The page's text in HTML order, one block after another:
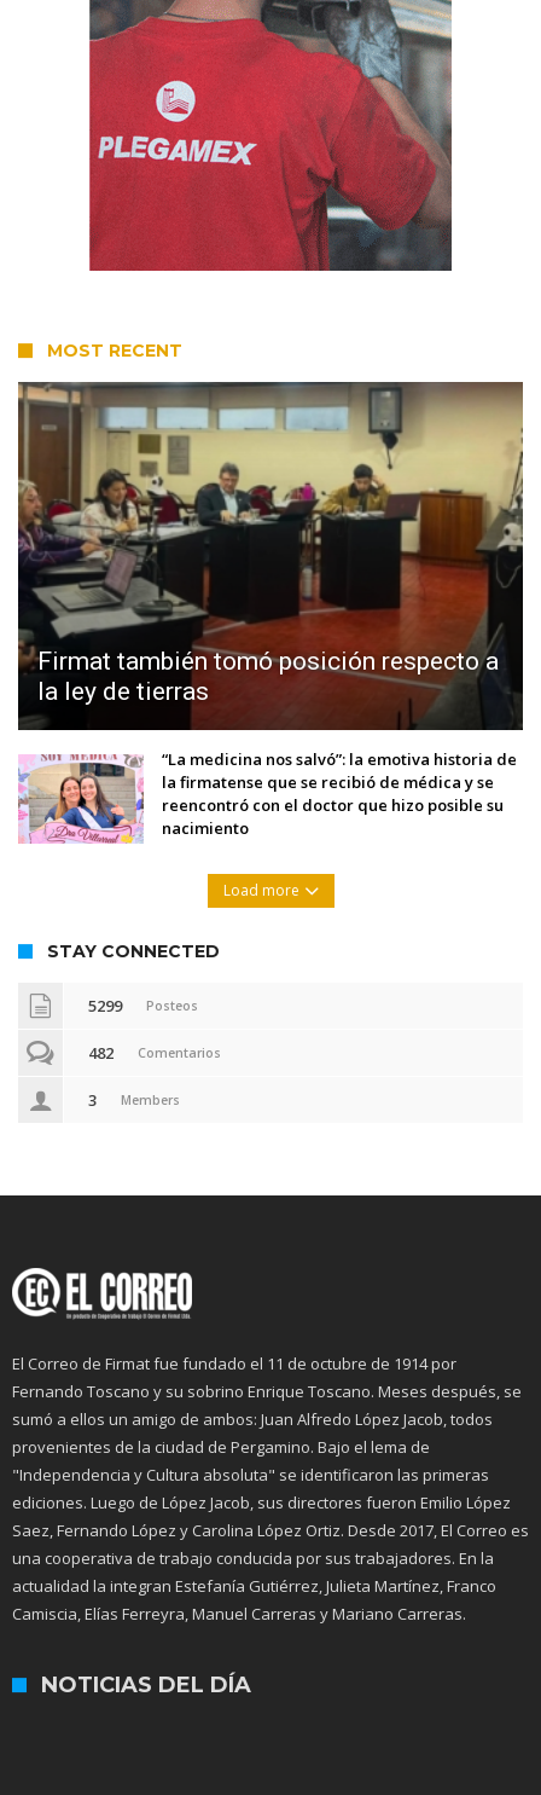
MOST RECENT
Firmat también tomó posición respecto a
la ley de tierras
“La medicina nos salvó”: la emotiva historia de
la firmatense que se recibió de médica y se
reencontró con el doctor que hizo posible su
nacimiento
Load more
STAY CONNECTED
5299 Posteos
482 Comentarios
3 Members
El Correo de Firmat fue fundado el 11 de octubre de 1914 por
Fernando Toscano y su sobrino Enrique Toscano. Meses después, se
sumó a ellos un amigo de ambos: Juan Alfredo López Jacob, todos
provenientes de la ciudad de Pergamino. Bajo el lema de
"Independencia y Cultura absoluta" se identificaron las primeras
ediciones. Luego de López Jacob, sus directores fueron Emilio López
Saez, Fernando López y Carolina López Ortiz. Desde 2017, El Correo es
una cooperativa de trabajo conducida por sus trabajadores. En la
actualidad la integran Estefanía Gutiérrez, Julieta Martínez, Franco
Camiscia, Elías Ferreyra, Manuel Carreras y Mariano Carreras.
NOTICIAS DEL DÍA